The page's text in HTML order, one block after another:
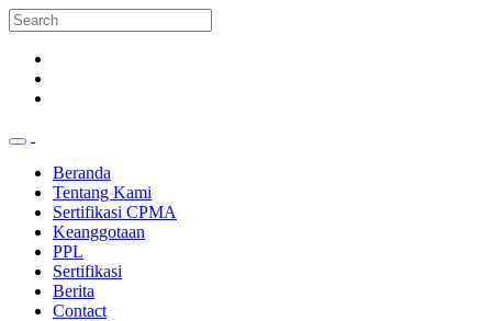
Beranda
Tentang Kami
Sertifikasi CPMA
Keanggotaan
PPL
Sertifikasi
Berita
Contact